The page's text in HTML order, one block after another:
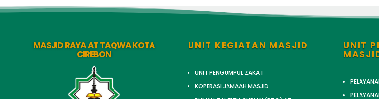
MASJID RAYA AT TAQWA KOTA
CIREBON
UNIT KEGIATAN MASJID
UNIT PENGUMPUL ZAKAT
KOPERASI JAMAAH MASJID
UNIT